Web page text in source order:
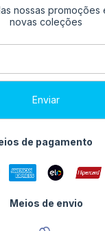
nossas promoções
novas coleções
de pagamento
Meios de envio